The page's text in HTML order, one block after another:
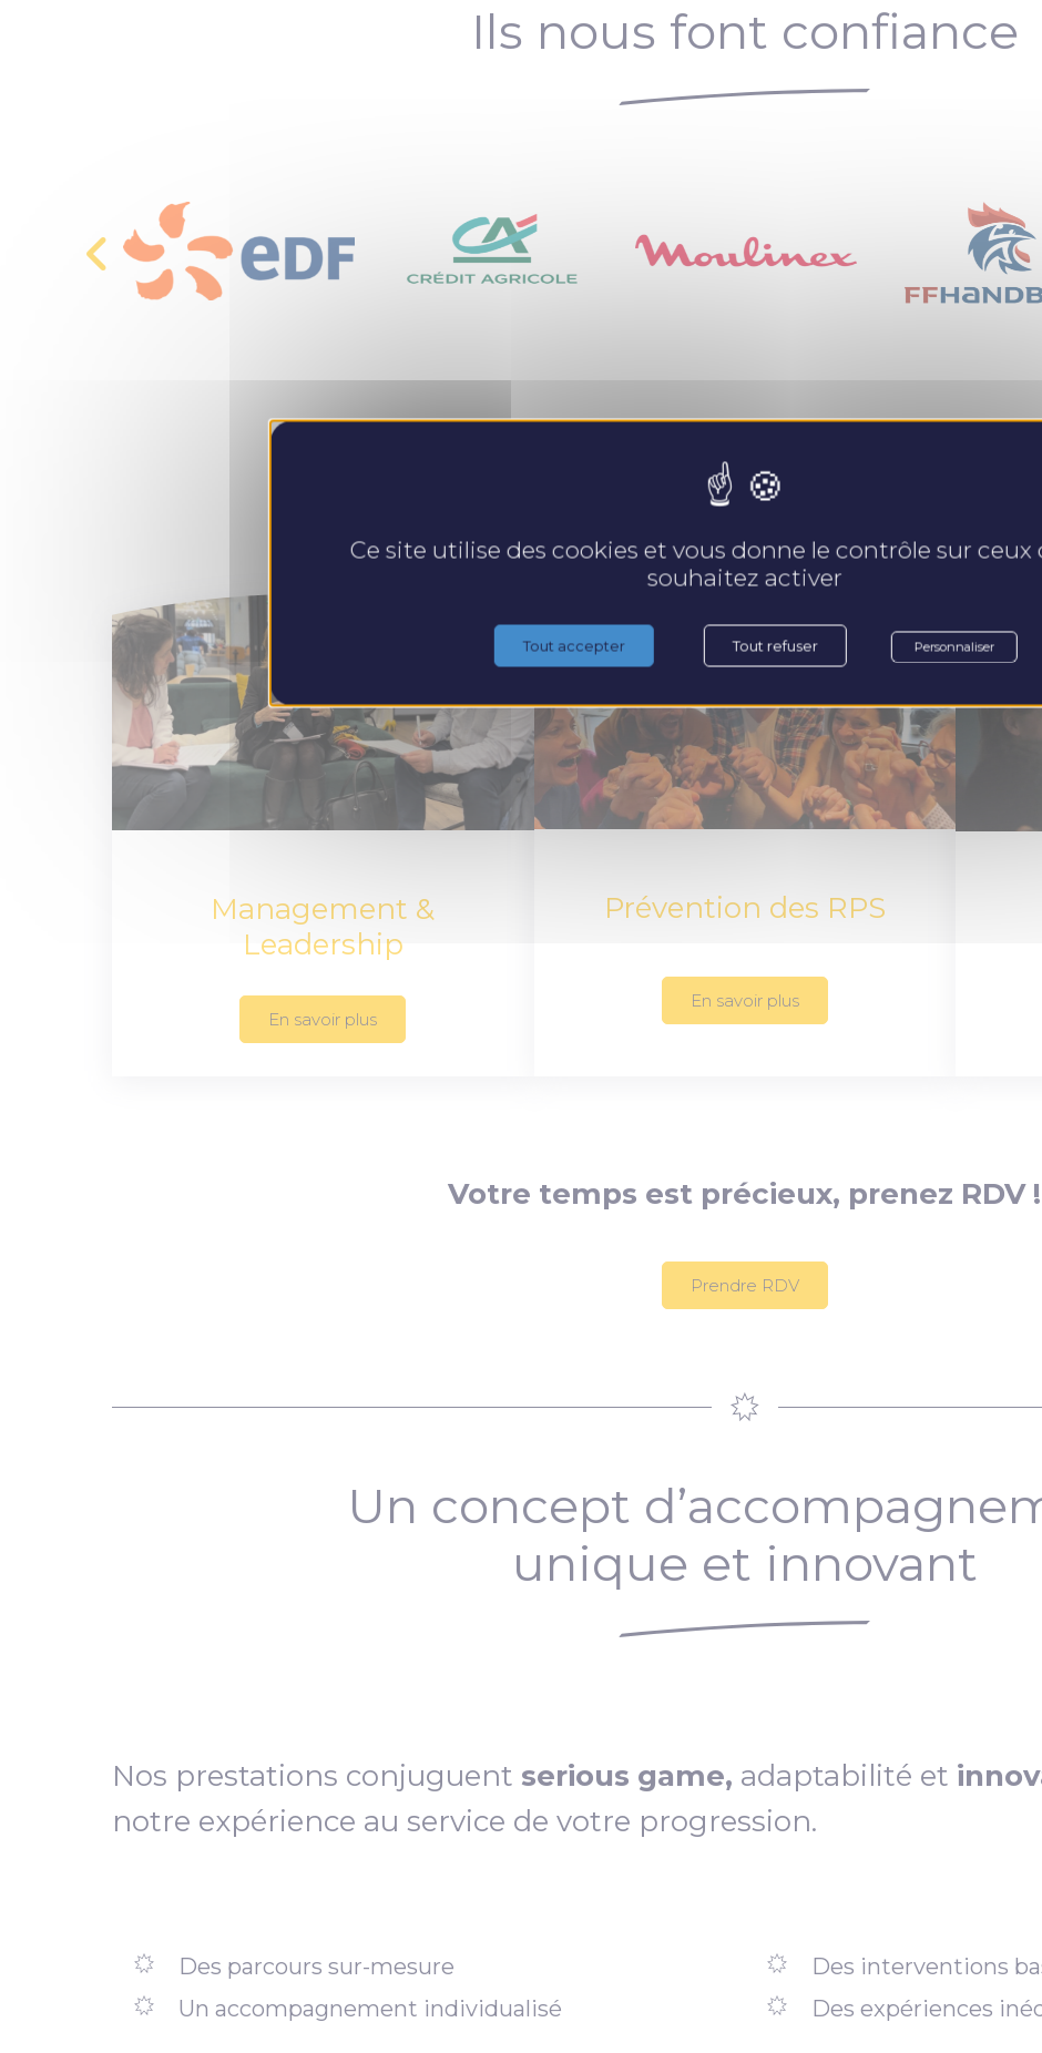
Ils nous font confiance
Nos expertises
Management &
Leadership
En savoir plus
Prévention des RPS
En savoir plus
Votre temps est précieux, prenez RDV !
Prendre RDV
Un concept
unique et innovant
Nos prestations conjuguent serious game, adaptabilité et
notre expérience au service de votre progression.
Des parcours sur-mesure
Un accompagnement individualisé
Des interventions
Des expériences
Ce site utilise des cookies et vous donne le contrôle sur ceux
souhaitez activer
Tout accepter Tout refuser Personnaliser